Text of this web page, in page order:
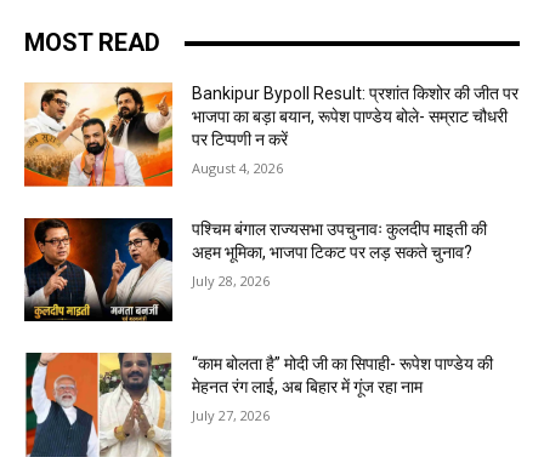
MOST READ
Bankipur Bypoll Result: प्रशांत किशोर की जीत पर
भाजपा का बड़ा बयान, रूपेश पाण्डेय बोले- सम्राट चौधरी
पर टिप्पणी न करें
August 4, 2026
पश्चिम बंगाल राज्यसभा उपचुनावः कुलदीप माइती की
अहम भूमिका, भाजपा टिकट पर लड़ सकते चुनाव?
July 28, 2026
“काम बोलता है” मोदी जी का सिपाही- रूपेश पाण्डेय की
मेहनत रंग लाई, अब बिहार में गूंज रहा नाम
July 27, 2026